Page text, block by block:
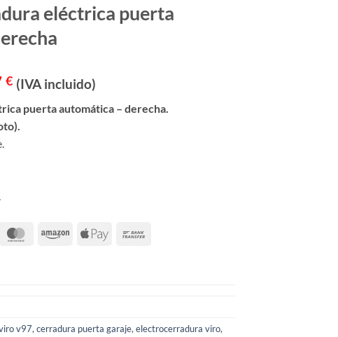
eléctrica puerta
€El
actual
es:
(IVA incluido)
puerta automática – derecha.
v97, cerradura puerta garaje, electrocerradura viro,